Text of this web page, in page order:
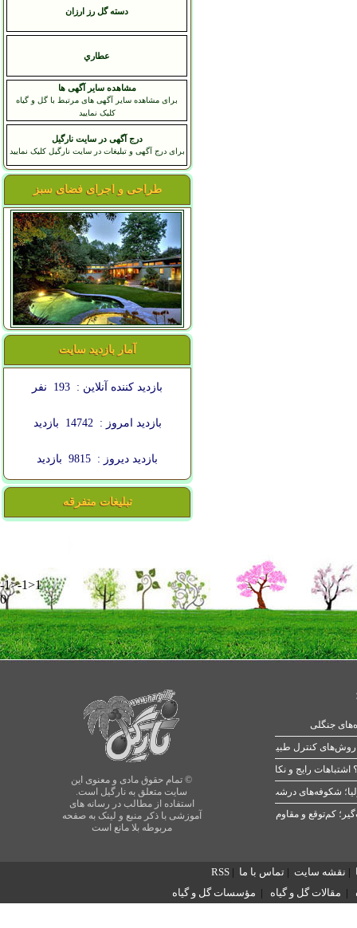
دسته گل رز ارزان
عطاري
مشاهده سایر آگهی ها
برای مشاهده سایر آگهی های مرتبط با گل و گیاه
کلیک نمایید
درج آگهی در سایت نارگیل
برای درج آگهی و تبلیغات در سایت نارگیل کلیک نمایید
طراحی و اجرای فضای سبز
آمار بازدید سایت
بازدید کننده آنلاین : 193 نفر
بازدید امروز : 14742 بازدید
بازدید دیروز : 9815 بازدید
تبلیغات متفرقه
-1>-1>1
0
© تمام حقوق مادی و معنوی این
سایت متعلق به نارگیل است.
استفاده از مطالب در رسانه های
آموزشی با ذکر منبع و لینک به صفحه
مربوطه بلا مانع است
جنگلی
رایج و نکات طلایی
شکوفه‌های درشت در بهار
| نقشه سایت | تماس با ما |
RSS
| مقالات گل و گیاه | مؤسسات گل و گیاه